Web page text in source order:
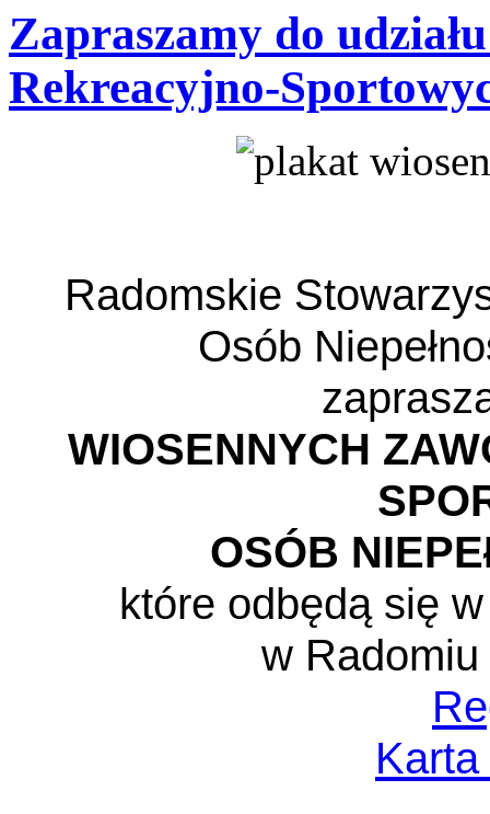
Zapraszamy do
Rekreacyjno-
Radomskie
Osób
WIOSENNYCH
OSÓB
które odbędą się
w
Karta